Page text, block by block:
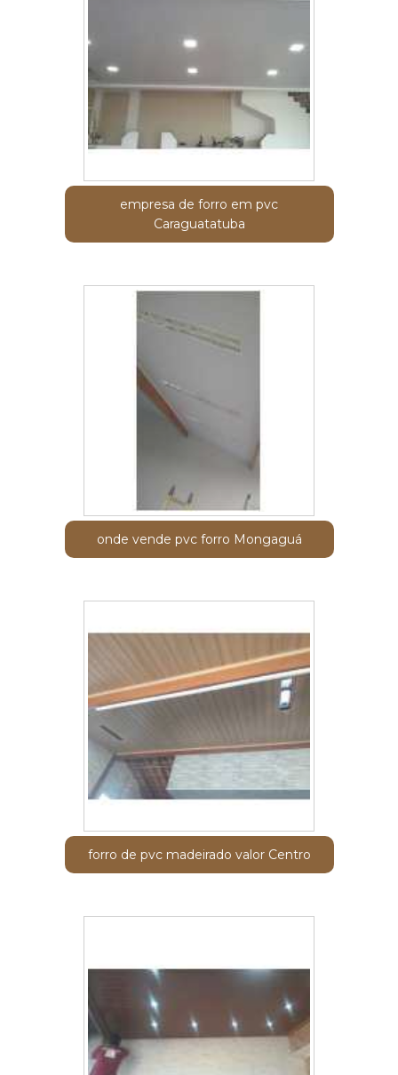
empresa de forro em pvc
Caraguatatuba
onde vende pvc forro Mongaguá
forro de pvc madeirado valor Centro